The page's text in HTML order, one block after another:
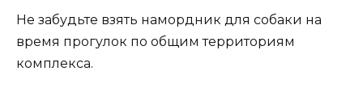
Не забудьте взять намордник для собаки на
время прогулок по общим территориям
комплекса.